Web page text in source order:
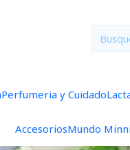
Perfumeria y Cuidado
AccesoriosMundo